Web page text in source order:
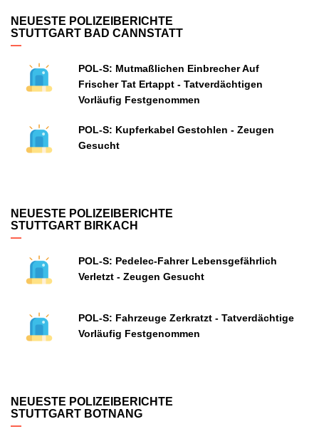
NEUESTE POLIZEIBERICHTE
STUTTGART BAD CANNSTATT
POL-S: Mutmaßlichen Einbrecher Auf
Frischer Tat Ertappt - Tatverdächtigen
Vorläufig Festgenommen
POL-S: Kupferkabel Gestohlen - Zeugen
Gesucht
NEUESTE POLIZEIBERICHTE
STUTTGART BIRKACH
POL-S: Pedelec-Fahrer Lebensgefährlich
Verletzt - Zeugen Gesucht
POL-S: Fahrzeuge Zerkratzt - Tatverdächtige
Vorläufig Festgenommen
NEUESTE POLIZEIBERICHTE
STUTTGART BOTNANG